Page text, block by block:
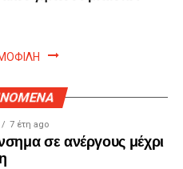
7 έτη ago
σε ανέργους μέχρι